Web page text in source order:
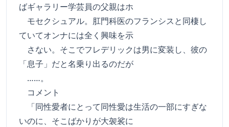
ばギャラリー学芸員の父親はホ
モセクシュアル。肛門科医のフランシスと同棲し
ていてオンナには全く興味を示
さない。そこでフレデリックは男に変装し、彼の
「息子」だと名乗り出るのだが
……。
コメント
「同性愛者にとって同性愛は生活の一部にすぎな
いのに、そこばかりが大袈裟に